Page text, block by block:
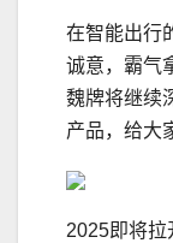
在智能出行
诚意，霸气
魏牌将继续
产品，给大
2025即将拉